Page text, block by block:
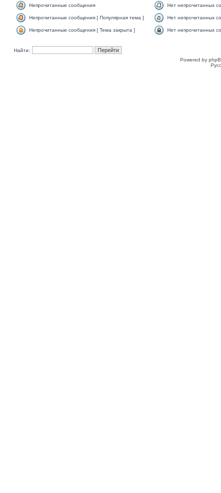
Непрочитанные сообщения Нет непрочитанных
Непрочитанные сообщения [ Популярная тема ] Нет непрочитанных
Непрочитанные сообщения [ Тема закрыта ] Нет непрочитанных
Найти:
Powered by